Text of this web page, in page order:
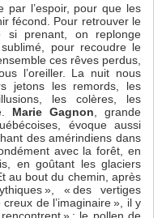
par l’espoir, pour que les
fécond. Pour retrouver le
si prenant, on replonge
pour recoudre le
ces rêves perdus,
l’oreiller. La nuit nous
jetons les remords, les
les colères, les
Marie Gagnon , grande
évoque aussi
des amérindiens dans
avec la forêt, en
en goûtant les glaciers
au bout du chemin, après
», « des vertiges
de l’imaginaire », il y
» : le pollen de